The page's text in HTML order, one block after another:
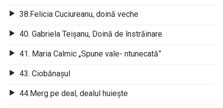
38.Felicia Cuciureanu, doină veche
40. Gabriela Teișanu, Doină de înstrăinare
41. Maria Calmic „Spune vale- ntunecată”
43. Ciobănașul
44.Merg pe deal, dealul huiește